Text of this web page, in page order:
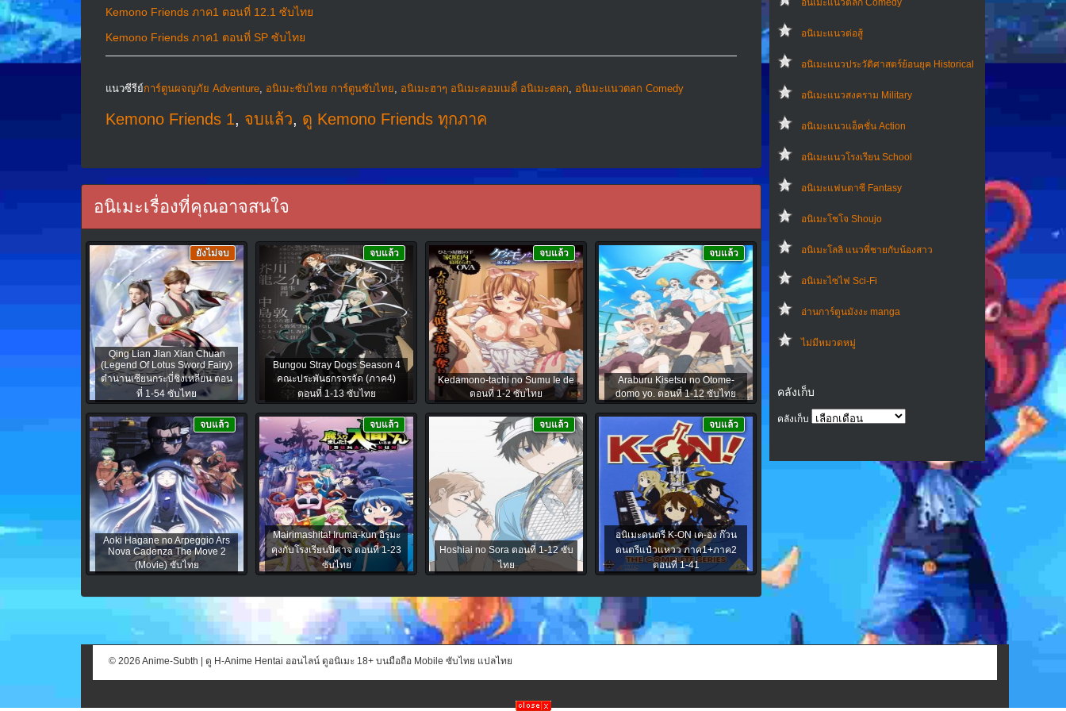
อนิเมะแนวตลก Comedy
อนิเมะแนวต่อสู้
อนิเมะแนวประวัติศาสตร์ย้อนยุค Historical
อนิเมะแนวสงคราม Military
อนิเมะแนวแอ็คชั่น Action
อนิเมะแนวโรงเรียน School
อนิเมะแฟนตาซี Fantasy
อนิเมะโชโจ Shoujo
อนิเมะโลลิ แนวพี่ชายกับน้องสาว
อนิเมะไซไฟ Sci-Fi
อ่านการ์ตูนมังงะ manga
ไม่มีหมวดหมู่
คลังเก็บ
คลังเก็บ
Kemono Friends ภาค1 ตอนที่ 12.1 ซับไทย
Kemono Friends ภาค1 ตอนที่ SP ซับไทย
แนวซีรีย์การ์ตูนผจญภัย Adventure, อนิเมะซับไทย การ์ตูนซับไทย, อนิเมะฮาๆ อนิเมะคอมเมดี้ อนิเมะตลก, อนิเมะแนวตลก Comedy
Kemono Friends 1, จบแล้ว, ดู Kemono Friends ทุกภาค
อนิเมะเรื่องที่คุณอาจสนใจ
Qing Lian Jian Xian Chuan
(Legend Of Lotus Sword Fairy)
ตำนานเซียนกระบี่ชิงเหลียน ตอน
ที่ 1-54 ซับไทย
ยังไม่จบ
Bungou Stray Dogs Season 4
คณะประพันธกรจรจัด (ภาค4)
ตอนที่ 1-13 ซับไทย
จบแล้ว
Kedamono-tachi no Sumu Ie de
ตอนที่ 1-2 ซับไทย
จบแล้ว
Araburu Kisetsu no Otome-
domo yo. ตอนที่ 1-12 ซับไทย
จบแล้ว
Aoki Hagane no Arpeggio Ars
Nova Cadenza The Move 2
(Movie) ซับไทย
จบแล้ว
Mairimashita! Iruma-kun อิรุมะ
คุงกับโรงเรียนปิศาจ ตอนที่ 1-23
ซับไทย
จบแล้ว
Hoshiai no Sora ตอนที่ 1-12 ซับ
ไทย
จบแล้ว
อนิเมะดนตรี K-ON เค-อง ก๊วน
ดนตรีแป๋วแหวว ภาค1+ภาค2
ตอนที่ 1-41
จบแล้ว
© 2026 Anime-Subth | ดู H-Anime Hentai ออนไลน์ ดูอนิเมะ 18+ บนมือถือ Mobile ซับไทย แปลไทย